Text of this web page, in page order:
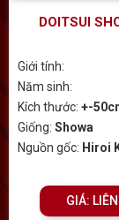
DOITSUI
Giới tính:
Năm sinh:
Kích thước: +-
Giống: Showa
Nguồn gốc: Hiroi
GIÁ: